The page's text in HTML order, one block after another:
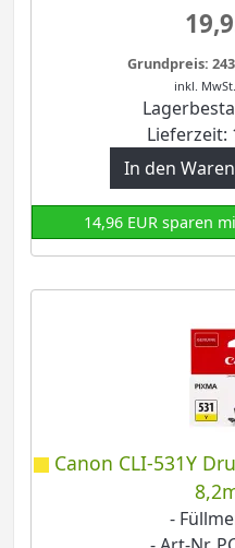
Grundpreis:
inkl. MwSt.
Lieferzeit:
In den
14,96 EUR sparen
Canon CLI-531Y
-